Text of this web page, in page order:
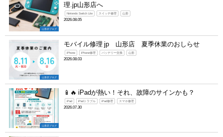
山形店ブログ
理.jp山形店へ
Nintendo Switch Lite スイッチ修理 山形
2026.08.05
山形店ブログ
モバイル修理 jp 山形店 夏季休業のおしらせ
iPhone iPhone修理 バッテリー交換 山形
2026.08.03
山形店ブログ
📱🔥 iPadが熱い！それ、故障のサインかも？
iPad iPadトラブル iPad修理 スマホ修理
2026.07.30